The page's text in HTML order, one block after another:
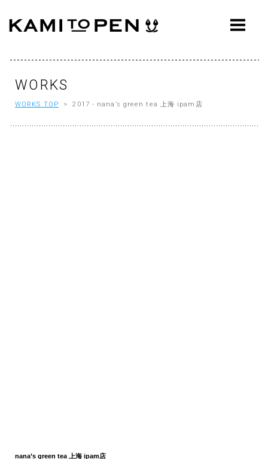
ABOUT
AWARDS
WORKS
WORKS TOP > 2017 - nana’s green tea 上海 ipam店
nana’s green tea 上海 ipam店